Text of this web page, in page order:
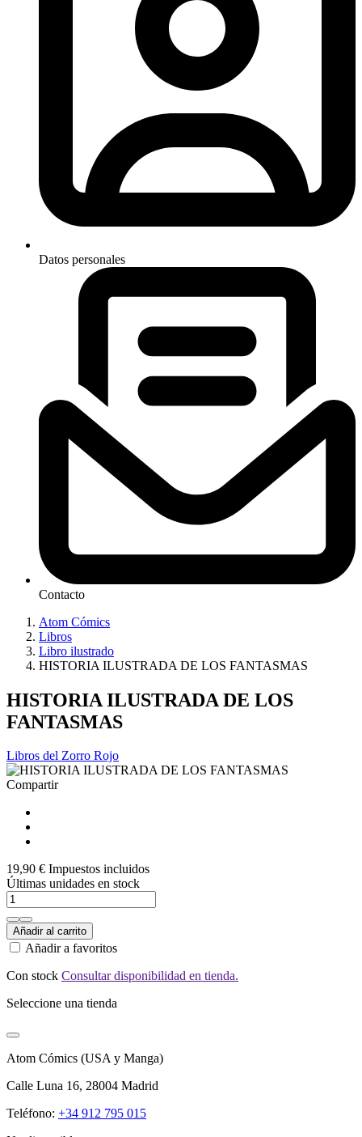
Datos personales
Contacto
Atom Cómics
Libros
Libro ilustrado
HISTORIA ILUSTRADA DE LOS FANTASMAS
HISTORIA ILUSTRADA DE LOS
FANTASMAS
Libros del Zorro Rojo
Compartir
19,90 € Impuestos incluidos
Últimas unidades en stock
Añadir al carrito
Añadir a favoritos
Con stock Consultar disponibilidad en tienda.
Seleccione una tienda
Atom Cómics (USA y Manga)
Calle Luna 16, 28004 Madrid
Teléfono: +34 912 795 015